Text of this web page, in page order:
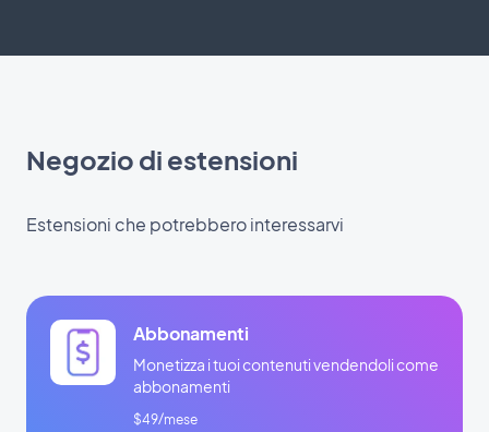
Negozio di estensioni
Estensioni che potrebbero interessarvi
Abbonamenti
Monetizza i tuoi contenuti vendendoli come
abbonamenti
$49/mese